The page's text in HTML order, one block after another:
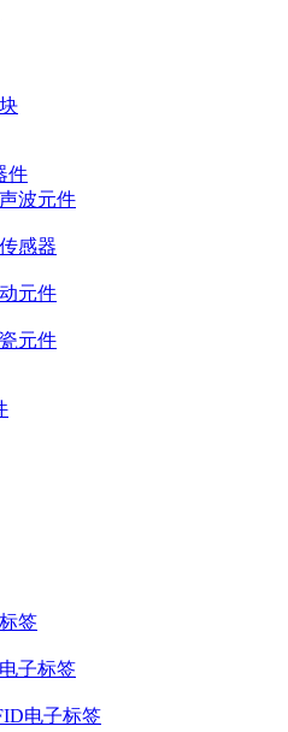
件
波元件
感器
元件
元件
签
子标签
电子标签